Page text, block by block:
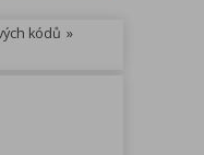
kódů »